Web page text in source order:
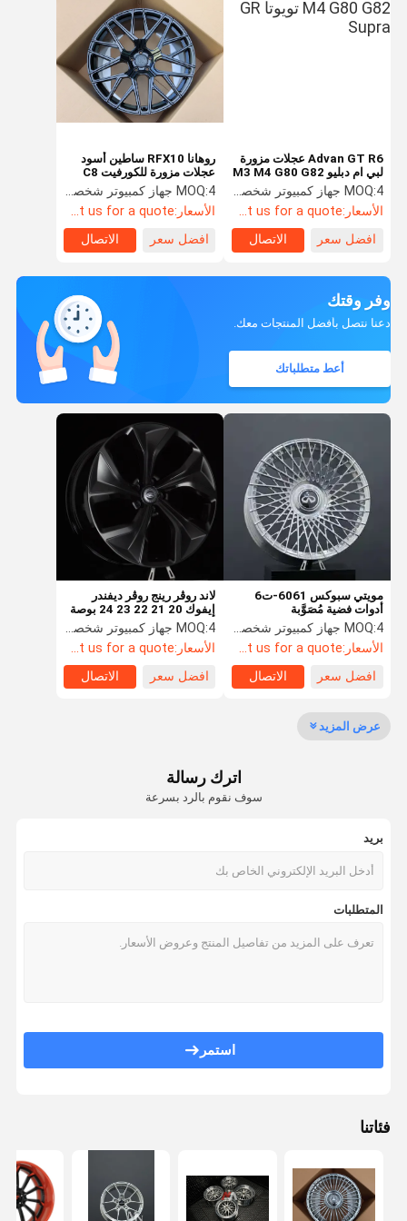
مسكن
روهانا RFX10 ساطين أسود
عجلات مزورة للكورفيت C8
MOQ:4 جهاز كمبيوتر شخصى
الأسعار:Contact us for a quote
افضل سعر
الاتصال
Advan GT R6 عجلات مزورة
لبي ام دبليو M3 M4 G80 G82
تويوتا GR Supra
MOQ:4 جهاز كمبيوتر شخصى
الأسعار:Contact us for a quote
افضل سعر
الاتصال
وفر وقتك
دعنا نتصل بأفضل المنتجات معك.
أعط متطلباتك
مويتي سبوكس 6061-ت6
أدوات فضية مُصَوَّبة
MOQ:4 جهاز كمبيوتر شخصى
الأسعار:Contact us for a quote.
افضل سعر
الاتصال
لاند روڤر رينج روڤر ديفندر
إيفوك 20 21 22 23 24 بوصة
أوفم نمط حواف رياضية مزورة
MOQ:4 جهاز كمبيوتر شخصى
الأسعار:Contact us for a quote.
افضل سعر
الاتصال
عرض المزيد
اترك رسالة
سوف نقوم بالرد بسرعة
بريد
المتطلبات
استمر
فئاتنا